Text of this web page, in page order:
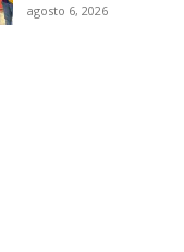
agosto 6, 2026